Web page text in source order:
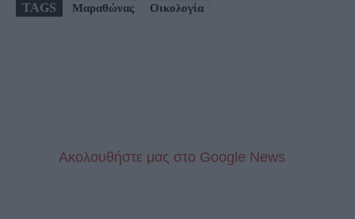
TAGS Μαραθώνας Οικολογία
Aκολουθήστε μας στo Google News